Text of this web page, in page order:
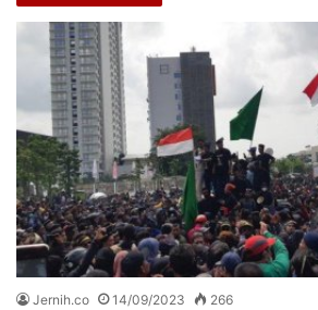
Jernih.co 14/09/2023 266